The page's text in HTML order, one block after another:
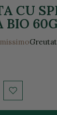
CU
BIO